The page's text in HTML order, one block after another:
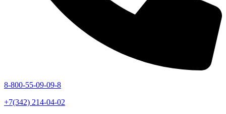
8-800-55-09-09-8
+7(342) 214-04-02